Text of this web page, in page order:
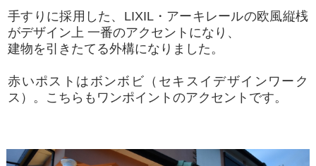
手すりに採用した、LIXIL・アーキレールの欧風縦桟
がデザイン上 一番のアクセントになり、
建物を引きたてる外構になりました。
赤いポストはボンボビ（セキスイデザインワーク
ス）。こちらもワンポイントのアクセントです。